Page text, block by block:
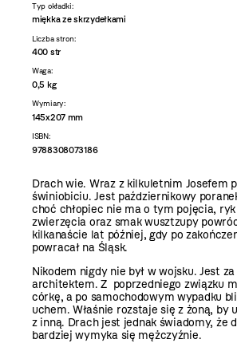
Typ okładki:
miękka ze skrzydełkami
Liczba stron:
400 str
Waga:
0,5 kg
Wymiary:
145x207 mm
ISBN:
9788308073186
Drach wie. Wraz z kilkuletnim Josefem
świniobiciu. Jest październikowy
choć chłopiec nie ma o tym pojęcia,
zwierzęcia oraz smak wusztzupy
kilkanaście lat później, gdy po
powracał na Śląsk.
Nikodem nigdy nie był w wojsku. Jest
architektem. Z poprzedniego związku
córkę, a po samochodowym wypadku
uchem. Właśnie rozstaje się z żoną, by
z inną. Drach jest jednak świadomy, że
bardziej wymyka się mężczyźnie.